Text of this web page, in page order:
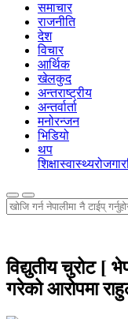
समाचार
राजनीति
देश
विचार
आर्थिक
खेलकुद
अन्तराष्ट्रीय
अन्तर्वार्ता
मनोरन्जन
भिडियो
थप
शिक्षास्वास्थ्यरोजगार
विद्युतीय चुरोट [
गरेको आरोपमा